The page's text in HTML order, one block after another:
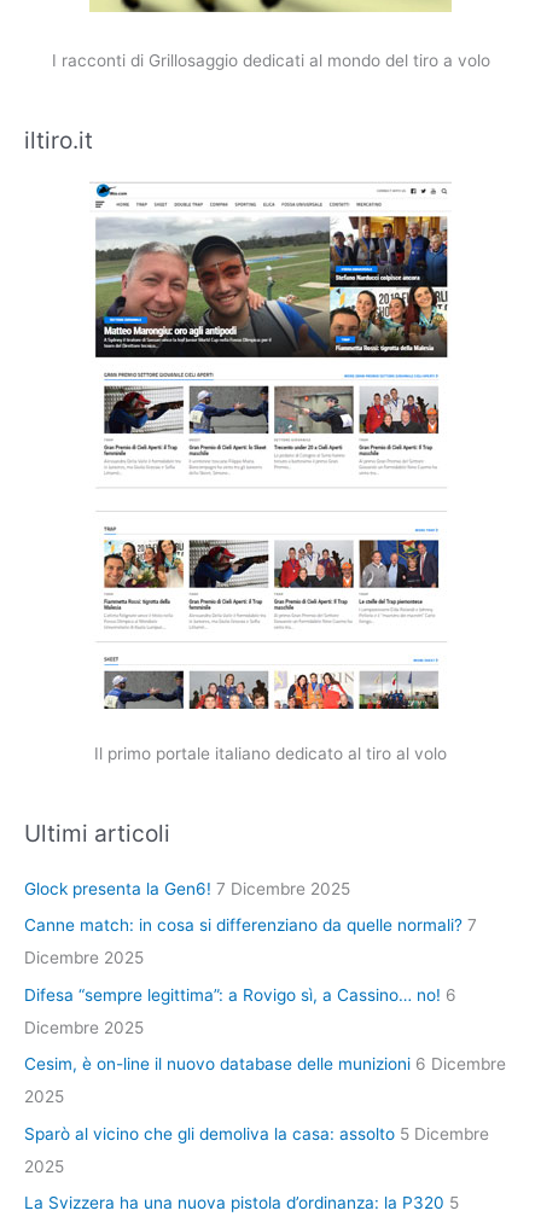
I racconti di Grillosaggio dedicati al mondo del tiro a volo
iltiro.it
Il primo portale italiano dedicato al tiro al volo
Ultimi articoli
Glock presenta la Gen6! 7 Dicembre 2025
Canne match: in cosa si differenziano da quelle normali? 7
Dicembre 2025
Difesa “sempre legittima”: a Rovigo sì, a Cassino… no! 6
Dicembre 2025
Cesim, è on-line il nuovo database delle munizioni 6 Dicembre
2025
Sparò al vicino che gli demoliva la casa: assolto 5 Dicembre
2025
La Svizzera ha una nuova pistola d’ordinanza: la P320 5